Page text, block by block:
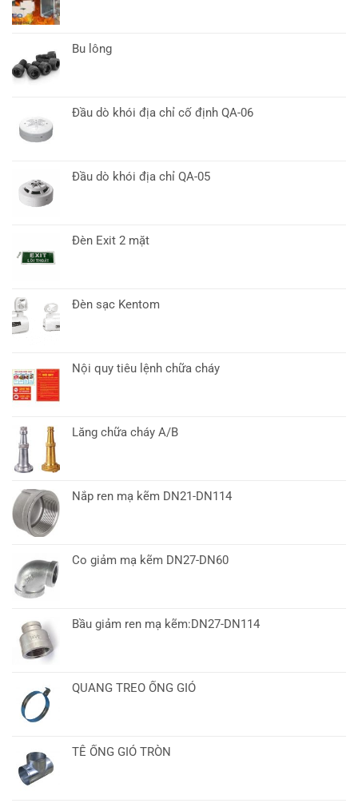
Bu lông
Đầu dò khói địa chỉ cố định QA-06
Đầu dò khói địa chỉ QA-05
Đèn Exit 2 mặt
Đèn sạc Kentom
Nội quy tiêu lệnh chữa cháy
Lăng chữa cháy A/B
Nắp ren mạ kẽm DN21-DN114
Co giảm mạ kẽm DN27-DN60
Bầu giảm ren mạ kẽm:DN27-DN114
QUANG TREO ỐNG GIÓ
TÊ ỐNG GIÓ TRÒN